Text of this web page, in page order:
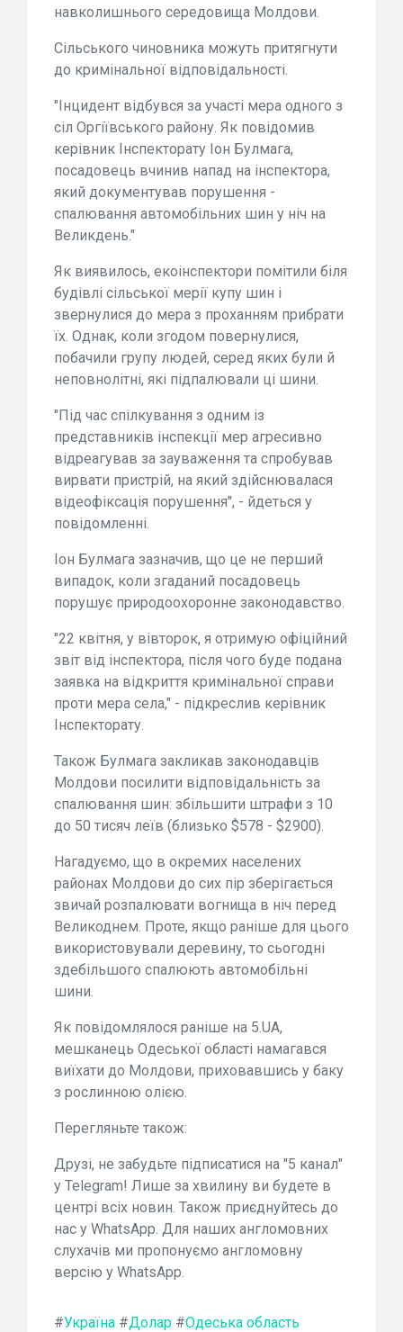
навколишнього середовища Молдови.
Сільського чиновника можуть притягнути
до кримінальної відповідальності.
"Інцидент відбувся за участі мера одного з
сіл Оргіївського району. Як повідомив
керівник Інспекторату Іон Булмага,
посадовець вчинив напад на інспектора,
який документував порушення -
спалювання автомобільних шин у ніч на
Великдень."
Як виявилось, екоінспектори помітили біля
будівлі сільської мерії купу шин і
звернулися до мера з проханням прибрати
їх. Однак, коли згодом повернулися,
побачили групу людей, серед яких були й
неповнолітні, які підпалювали ці шини.
"Під час спілкування з одним із
представників інспекції мер агресивно
відреагував за зауваження та спробував
вирвати пристрій, на який здійснювалася
відеофіксація порушення", - йдеться у
повідомленні.
Іон Булмага зазначив, що це не перший
випадок, коли згаданий посадовець
порушує природоохоронне законодавство.
"22 квітня, у вівторок, я отримую офіційний
звіт від інспектора, після чого буде подана
заявка на відкриття кримінальної справи
проти мера села," - підкреслив керівник
Інспекторату.
Також Булмага закликав законодавців
Молдови посилити відповідальність за
спалювання шин: збільшити штрафи з 10
до 50 тисяч леїв (близько $578 - $2900).
Нагадуємо, що в окремих населених
районах Молдови до сих пір зберігається
звичай розпалювати вогнища в ніч перед
Великоднем. Проте, якщо раніше для цього
використовували деревину, то сьогодні
здебільшого спалюють автомобільні
шини.
Як повідомлялося раніше на 5.UA,
мешканець Одеської області намагався
виїхати до Молдови, приховавшись у баку
з рослинною олією.
Перегляньте також:
Друзі, не забудьте підписатися на "5 канал"
у Telegram! Лише за хвилину ви будете в
центрі всіх новин. Також приєднуйтесь до
нас у WhatsApp. Для наших англомовних
слухачів ми пропонуємо англомовну
версію у WhatsApp.
#Україна #Долар #Одеська область